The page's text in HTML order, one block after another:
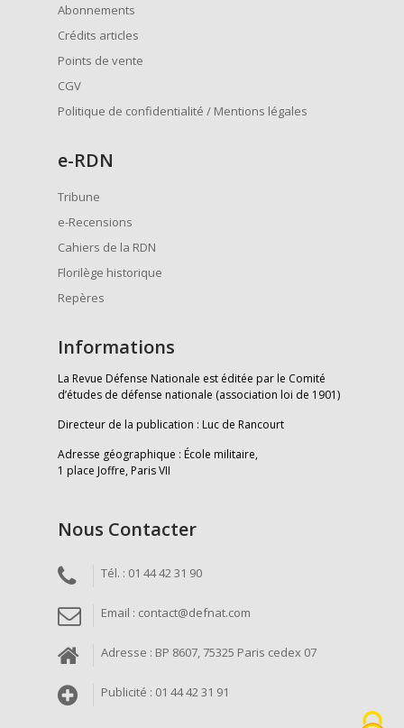
Abonnements
Crédits articles
Points de vente
CGV
Politique de confidentialité / Mentions légales
e-RDN
Tribune
e-Recensions
Cahiers de la RDN
Florilège historique
Repères
Informations
La Revue Défense Nationale est éditée par le Comité
d’études de défense nationale (association loi de 1901)
Directeur de la publication : Luc de Rancourt
Adresse géographique : École militaire,
1 place Joffre, Paris VII
Nous Contacter
Tél. : 01 44 42 31 90
Email : contact@defnat.com
Adresse : BP 8607, 75325 Paris cedex 07
Publicité : 01 44 42 31 91